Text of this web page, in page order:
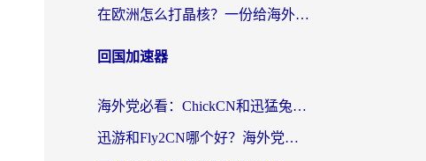
在欧洲怎么打晶核？一份给海外游子的网络加速生存指南
回国加速器
海外党必看：ChickCN和迅猛兔好用吗？3招教你选对回国加速器
迅游和Fly2CN哪个好？海外党回国加速器真实测评与选择心法